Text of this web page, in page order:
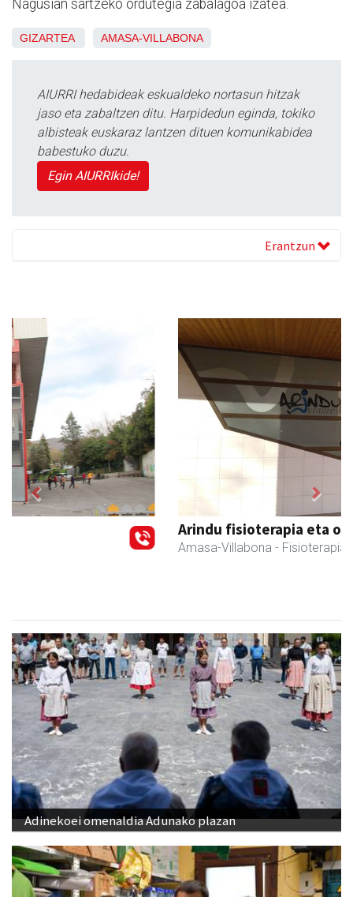
Nagusian sartzeko ordutegia zabalagoa izatea.
GIZARTEA AMASA-VILLABONA
AIURRI hedabideak eskualdeko nortasun hitzak
jaso eta zabaltzen ditu. Harpidedun eginda, tokiko
albisteak euskaraz lantzen dituen komunikabidea
babestuko duzu.
Egin AIURRIkide!
Erantzun
Arindu fisioterapia eta osteopatia
- Fisioterapia
Previous Next
Adinekoei omenaldia Adunako plazan